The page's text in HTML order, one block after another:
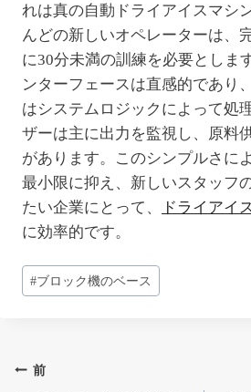
れは真の自動ドライアイスマシ
んどの新しいオペレーターは、
に30分未満の訓練を必要としま
ンターフェースは直感的であり
はシステムロジックによって処
ザーは主に出力を監視し、原料
があります。このシンプルさに
最小限に抑え、新しいスタッフ
たい企業にとって、
ドライアイ
に効率的です。
投
稿
#ブロック機のベース
投前